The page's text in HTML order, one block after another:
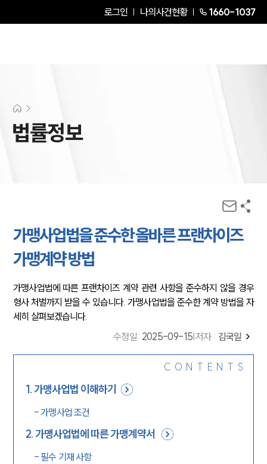
로그인 나의사건현황 1660-1037
법률정보
가맹사업법을 준수한 올바른 프랜차이즈
가맹계약 방법
가맹사업법에 따른 프랜차이즈 계약 관련 사항을 준수하지 않을 경우
형사 처벌까지 받을 수 있습니다. 가맹사업법을 준수한 계약 방법을 자
세히 살펴보겠습니다.
수정일: 2025-09-15 저자 : 김국일
CONTENTS
1.가맹사업법 이해하기
-가맹사업 조건
2.가맹사업법에 따른 가맹계약서
- 필수 기재 사항